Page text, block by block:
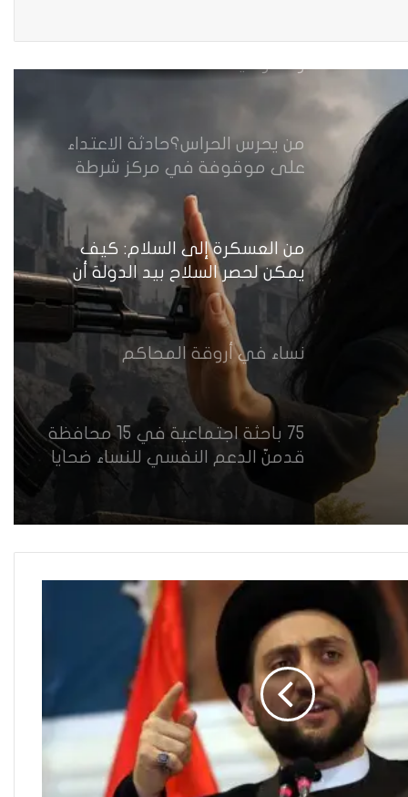
مقاهي النساء في العراق استراحة
من يحرس الحراس؟حادثة الاعتداء
على موقوفة في مركز شرطة
النهضة تضع وزارة الداخلية العراقية
أمام اختبار حماية النساء واستعادة
الثقة
من العسكرة إلى السلام: كيف
يمكن لحصر السلاح بيد الدولة أن
يعزز تنفيذ القرار 1325 في العراق؟
نساء في أروقة المحاكم
75 باحثة اجتماعية في 15 محافظة
قدمنّ الدعم النفسي للنساء ضحايا
العنف في العراق
العراقية تكسر القيد نحو فضاء
الحرية
“كون آي” لماذا تركت وظيفتها
الحكومية وفتحت مطعم ؟